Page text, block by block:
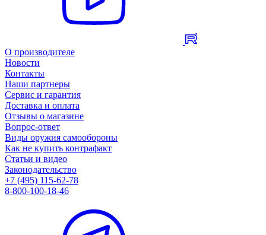
О производителе
Новости
Контакты
Наши партнеры
Сервис и гарантия
Доставка и оплата
Отзывы о магазине
Вопрос-ответ
Виды оружия самообороны
Как не купить контрафакт
Статьи и видео
Законодательство
+7 (495) 115-62-78
8-800-100-18-46